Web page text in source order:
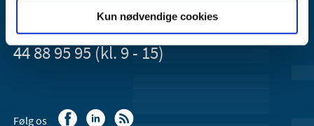
Kun nødvendige cookies
Kontakt Lægemiddelstyrelsen
44 88 95 95 (kl. 9 - 15)
Følg os